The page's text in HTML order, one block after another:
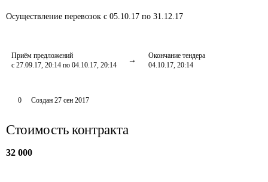
Осуществление перевозок с 05.10.17 по 31.12.17
Приём предложений
с 27.09.17, 20:14 по 04.10.17, 20:14
Окончание тендера
04.10.17, 20:14
0 Создан 27 сен 2017
Стоимость контракта
32 000